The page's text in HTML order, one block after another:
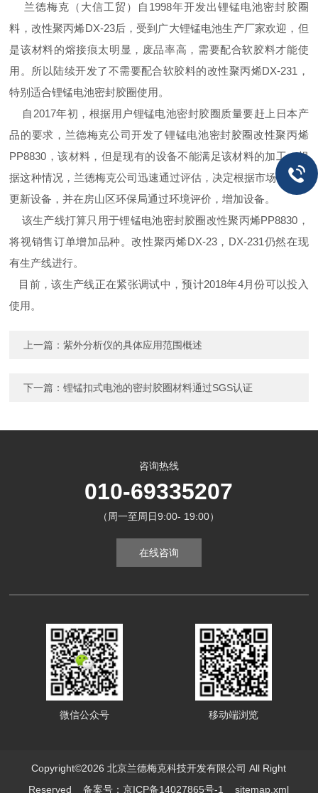
兰德梅克（大信工贸）自 1998年开发出锂锰电池密封胶圈
料，改性聚丙烯DX-23后，受到广大锂锰电池生产厂家欢迎，但
是该材料的熔接痕太明显，废品率高，需要配合软胶料才能使
用。所以陆续开发了不需要配合软胶料的改性聚丙烯DX-231 ，
特别适合锂锰电池密封胶圈使用。
自 2017年初，根据用户锂锰电池密封胶圈质量要赶上日本产
品的要求，兰德梅克公司开发了锂锰电池密封胶圈改性聚丙烯
PP8830 ，该材料，但是现有的设备不能满足该材料的加工，根
据这种情况，兰德梅克公司迅速通过评估，决定根据市场情况，
更新设备，并在房山区环保局通过环境评价，增加设备。
该生产线打算只用于锂锰电池密封胶圈改性聚丙烯PP8830 ，
将视销售订单增加品种。改性聚丙烯DX-23， DX-231仍然在现
有生产线进行。
目前，该生产线正在紧张调试中，预计2018年4月份可以投入
使用。
上一篇：紫外分析仪的具体应用范围概述
下一篇：锂锰扣式电池的密封胶圈材料通过SGS认证
咨询热线
010-69335207
（周一至周日9:00- 19:00）
在线咨询
微信公众号 移动端浏览
Copyright©2026 北京兰德梅克科技开发有限公司 All Right
Reserved备案号：京ICP备14027865号-1 sitemap.xml